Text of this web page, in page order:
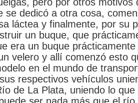
se dedicó a otra cosa,
láctea y finalmente, por su
un buque, que
era un buque
velero y allí comenzó esto
en el mundo de
respectivos vehículos
de La Plata, uniendo lo